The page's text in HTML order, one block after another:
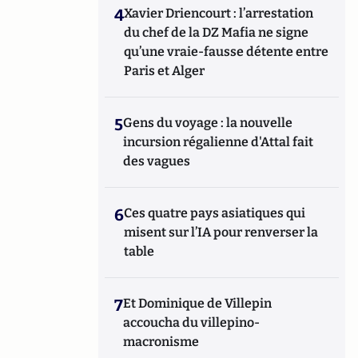
4Xavier Driencourt : l’arrestation
du chef de la DZ Mafia ne signe
qu’une vraie-fausse détente entre
Paris et Alger
5Gens du voyage : la nouvelle
incursion régalienne d'Attal fait
des vagues
6Ces quatre pays asiatiques qui
misent sur l’IA pour renverser la
table
7Et Dominique de Villepin
accoucha du villepino-
macronisme